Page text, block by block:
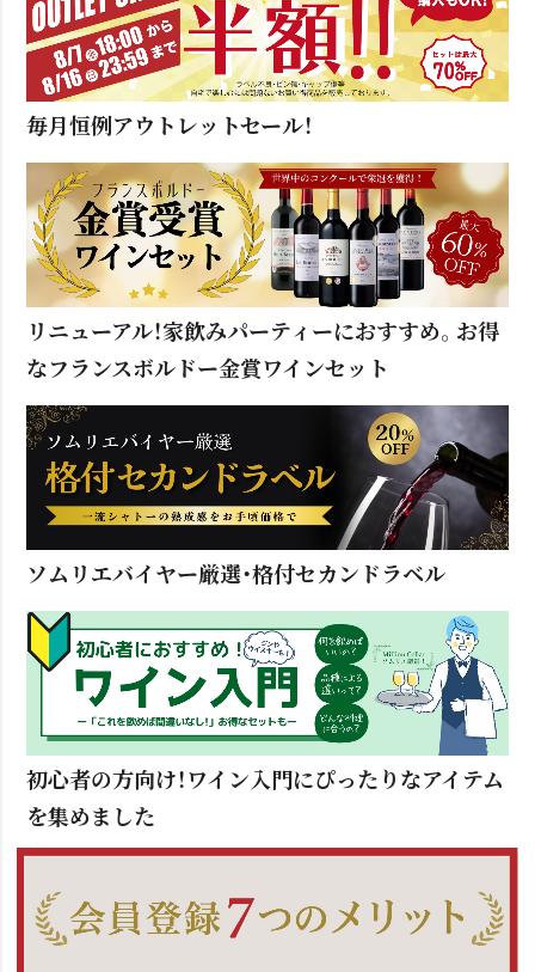
毎月恒例アウトレットセール！
リニューアル！家飲みパーティーにおすすめ。お得
なフランスボルドー金賞ワインセット
ソムリエバイヤー厳選・格付セカンドラベル
初心者の方向け！ワイン入門にぴったりなアイテム
を集めました